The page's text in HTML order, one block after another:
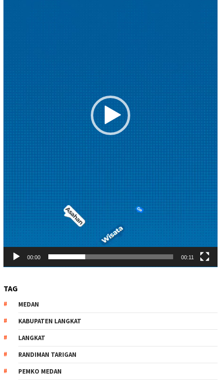
00:00 00:11
TAG
MEDAN
KABUPATEN LANGKAT
LANGKAT
RANDIMAN TARIGAN
PEMKO MEDAN